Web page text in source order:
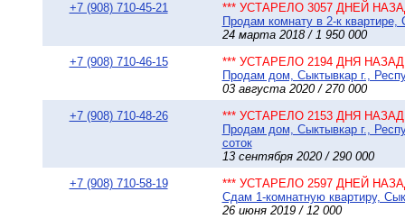
+7 (908) 710-45-21
*** УСТАРЕЛО 3057 ДНЕЙ
Продам комнату в 2-к
24 марта 2018 / 1 950 000
+7 (908) 710-46-15
*** УСТАРЕЛО 2194 ДНЯ НАЗАД
Продам дом, Сыктывкар г.,
03 августа 2020 / 270 000
+7 (908) 710-48-26
*** УСТАРЕЛО 2153 ДНЯ НАЗАД
Продам дом, Сыктывкар г.,
соток
13 сентября 2020 / 290 000
+7 (908) 710-58-19
*** УСТАРЕЛО 2597 ДНЕЙ
Сдам 1-комнатную квартиру,
26 июня 2019 / 12 000